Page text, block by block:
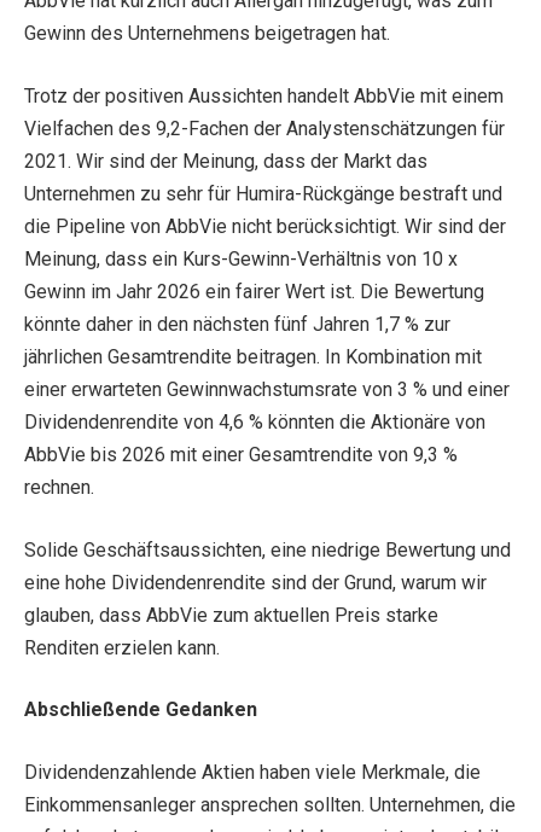
Gewinn des Unternehmens beigetragen hat.
Trotz der positiven Aussichten handelt AbbVie mit einem
Vielfachen des 9,2-Fachen der Analystenschätzungen für
2021. Wir sind der Meinung, dass der Markt das
Unternehmen zu sehr für Humira-Rückgänge bestraft und
die Pipeline von AbbVie nicht berücksichtigt. Wir sind der
Meinung, dass ein Kurs-Gewinn-Verhältnis von 10 x
Gewinn im Jahr 2026 ein fairer Wert ist. Die Bewertung
könnte daher in den nächsten fünf Jahren 1,7 % zur
jährlichen Gesamtrendite beitragen. In Kombination mit
einer erwarteten Gewinnwachstumsrate von 3 % und einer
Dividendenrendite von 4,6 % könnten die Aktionäre von
AbbVie bis 2026 mit einer Gesamtrendite von 9,3 %
rechnen.
Solide Geschäftsaussichten, eine niedrige Bewertung und
eine hohe Dividendenrendite sind der Grund, warum wir
glauben, dass AbbVie zum aktuellen Preis starke
Renditen erzielen kann.
Abschließende Gedanken
Dividendenzahlende Aktien haben viele Merkmale, die
Einkommensanleger ansprechen sollten. Unternehmen, die